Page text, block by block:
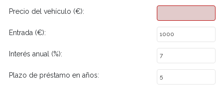
Precio del vehículo (€):
Entrada (€):
Interés anual (%):
Plazo de préstamo en años: